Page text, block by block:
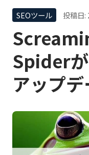
SEOツール 投稿日:
Spider
アップ